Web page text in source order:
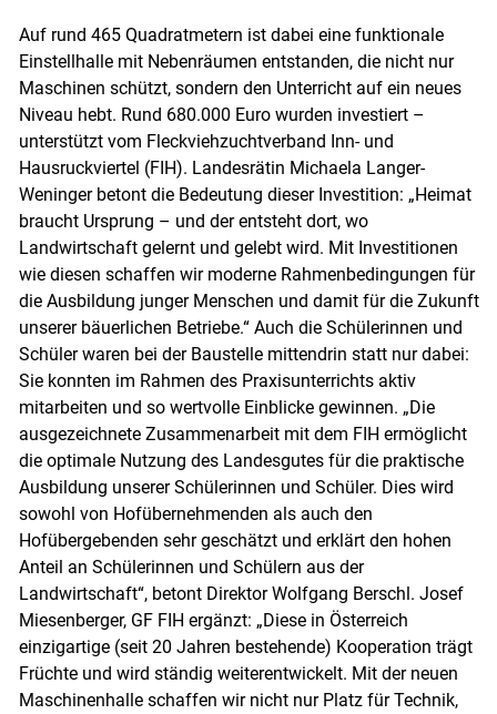
Skip to main content
Auf rund 465 Quadratmetern ist dabei eine funktionale
Einstellhalle mit Nebenräumen entstanden, die nicht nur
Maschinen schützt, sondern den Unterricht auf ein neues
Niveau hebt. Rund 680.000 Euro wurden investiert –
unterstützt vom Fleckviehzuchtverband Inn- und
Hausruckviertel (FIH). Landesrätin Michaela Langer-
Weninger betont die Bedeutung dieser Investition: „Heimat
braucht Ursprung – und der entsteht dort, wo
Landwirtschaft gelernt und gelebt wird. Mit Investitionen
wie diesen schaffen wir moderne Rahmenbedingungen für
die Ausbildung junger Menschen und damit für die Zukunft
unserer bäuerlichen Betriebe.“ Auch die Schülerinnen und
Schüler waren bei der Baustelle mittendrin statt nur dabei:
Sie konnten im Rahmen des Praxisunterrichts aktiv
mitarbeiten und so wertvolle Einblicke gewinnen. „Die
ausgezeichnete Zusammenarbeit mit dem FIH ermöglicht
die optimale Nutzung des Landesgutes für die praktische
Ausbildung unserer Schülerinnen und Schüler. Dies wird
sowohl von Hofübernehmenden als auch den
Hofübergebenden sehr geschätzt und erklärt den hohen
Anteil an Schülerinnen und Schülern aus der
Landwirtschaft“, betont Direktor Wolfgang Berschl. Josef
Miesenberger, GF FIH ergänzt: „Diese in Österreich
einzigartige (seit 20 Jahren bestehende) Kooperation trägt
Früchte und wird ständig weiterentwickelt. Mit der neuen
Maschinenhalle schaffen wir nicht nur Platz für Technik,